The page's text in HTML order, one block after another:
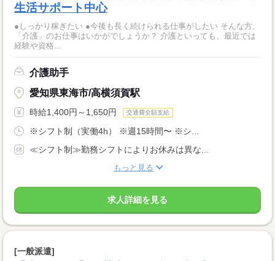
生活サポート中心
●しっかり稼ぎたい ●今後も長く続けられる仕事がしたい そんな方、
「介護」のお仕事はいかがでしょうか？ 介護といっても、最近では
経験や資格...
介護助手
愛知県東海市/高横須賀駅
時給1,400円～1,650円 交通費全額支給
※シフト制（実働4h） ※週15時間〜 ※シ...
≪シフト制≫勤務シフトによりお休みは異な...
もっと見る
求人詳細を見る
[一般派遣]